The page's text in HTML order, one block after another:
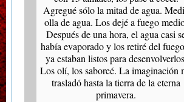
Agregué sólo la mitad de agua.
olla de agua. Los dejé a fuego
Después de una hora, el agua casi
había evaporado y los retiré del
ya estaban listos para
Los olí, los saboreé. La imaginación
trasladó hasta la tierra de la eterna
primavera.